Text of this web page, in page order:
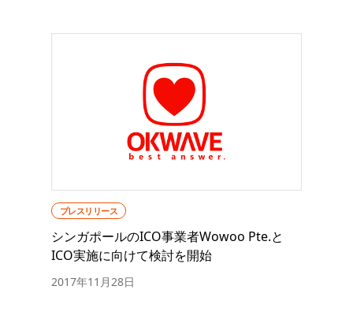
プレスリリース
シンガポールのICO事業者Wowoo Pte.と
ICO実施に向けて検討を開始
2017年11月28日